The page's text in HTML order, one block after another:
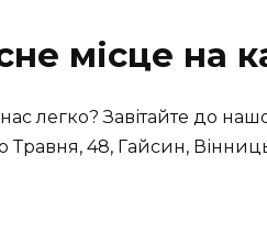
місце на
легко? Завітайте до
Травня, 48, Гайсин,